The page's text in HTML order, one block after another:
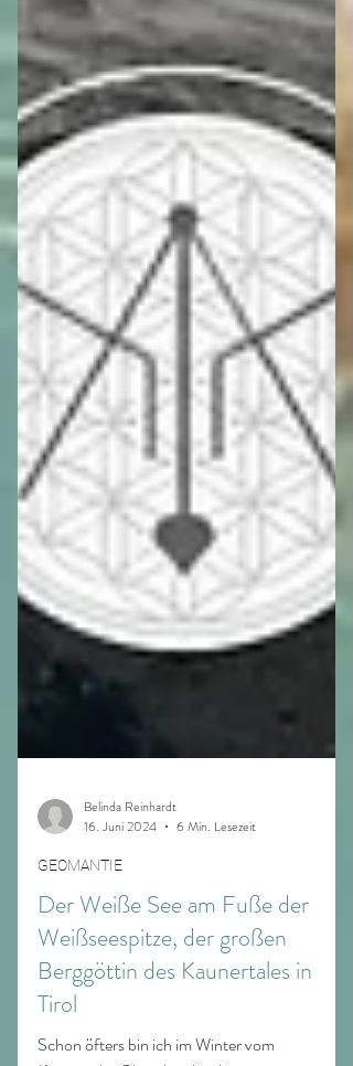
16. Juni 2024
GEOMANTIE
Der Weiße See am Fuße der
Weißseespitze, der großen
Berggöttin des Kaunertales in
Tirol